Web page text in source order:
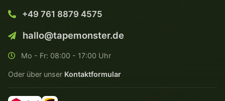
+49 761 8879 4575
hallo@tapemonster.de
Mo - Fr: 08:00 - 17:00 Uhr
Oder über unser Kontaktformular